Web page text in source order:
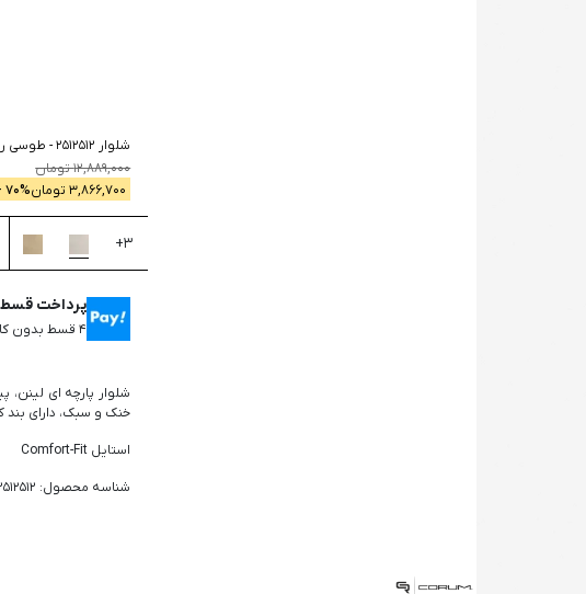
شلوار 2512512 - طوسی
12,889,000تومان
3,866,700تومان 70% -
شلوار پارچه ای لینن،
خنک و سبک، دارای بند
استایل Comfort-Fit
شناسه محصول: 2512512
+3
پرداخت
۴ قسط بدون کارمزد، ماهانه ۹۶۶,۶۷۵ تومان